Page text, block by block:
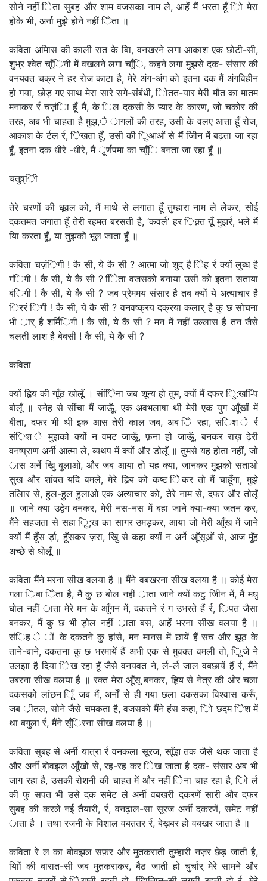
सोने नहीं िेता सुबह और शाम वजसका नाम ले, आहें मैं भरता हूँ िो मेरा
होके भी, अर्ना मुझे होने नहीं िेता ॥
कविता अमािस की काली रात के बाि, वनखरने लगा आकाश एक छोटी-सी,
शुभ्र श्वेत चाूँिनी में वखलने लगा चाूँि, कहने लगा मुझसे दक- संसार की
वनयवत चक्र ने हर रोज काटा है, मेरे अंग-अंग को इतना दक मैं अंगविहीन
हो गया, छोड़ गए साथ मेरा सारे सगे-संबंधी, िोतत-यार मेरी मौत का मातम
मनाकर र्र चज़ंिा हूँ मैं, के िल दकसी के प्यार के कारण, जो चकोर की
तरह, अब भी चाहता है मुझ,े र्ागलों की तरह, उसी के वलए आता हूँ रोज,
आकाश के र्टल र्र, िेखता हूँ, उसी की िुआओं से मैं जीिन में बढ़ता जा रहा
हूँ, इतना दक धीरे -धीरे, मैं र्ूर्णपमा का चाूँि बनता जा रहा हूँ ॥
चतुष्र्िी
तेरे चरणों की धूवल को, मैं माथे से लगाता हूँ तुम्हारा नाम ले लेकर, सोई
दकतमत जगाता हूँ तेरी रहमत बरसती है, ‘कवर्ल’ हर िक़्त यूूँ मुझर्र, भले मैं
याि करता हूँ, या तुझको भूल जाता हूँ ॥
कविता चज़ंिगी ! कै सी, ये कै सी ? आत्मा जो शुद् है िेह र्र क्यों लुब्ध है
गंिगी ! कै सी, ये कै सी ? िेिता वजसको बनाया उसी को इतना सताया
बंिगी ! कै सी, ये कै सी ? जब प्रेममय संसार है तब क्यों ये अत्याचार है
िररं िगी ! कै सी, ये कै सी ? वनवष्क्रय दक्रया कलार् है कु छ सोचना
भी र्ार् है शर्मिंिगी ! कै सी, ये कै सी ? मन में नहीं उल्लास है तन जैसे
चलती लाश है बेबसी ! कै सी, ये कै सी ?
कविता
क्यों हृिय की गाूँठ खोलूूँ । संिेिना जब शून्य हो तुम, क्यों मैं दफर िु:ख-ििप
बोलूूँ ॥ स्नेह से सींचा मैं जाऊूँ, एक अवभलाषा थी मेरी एक युग आूँखों में
बीता, दफर भी थी इक आस तेरी काल जब, अब िे रहा, संिश े र्र
संिश े मुझको क्यों न वमट जाऊूँ, फ़ना हो जाऊूँ, बनकर राख़ ढ़ेरी
वनष्प्राण अर्नी आत्मा ले, व्यथप में क्यों और डोलूूँ ॥ तुमसे यह होता नहीं, जो
र्ास अर्ने खुि बुलाओ, और जब आया तो यह क्या, जानकर मुझको सताओ
सुख और शांवत यदि वमले, मेरे हृिय को कष्ट िेकर तो मैं चाहूँगा, मुझे
तलिार से, हुल-हुल हुलाओ एक अत्याचार को, तेरे नाम से, दफर और तोलूूँ
॥ जाने क्या उद्वेग बनकर, मेरी नस-नस में बहा जाने क्या-क्या जतन कर,
मैंने सहजता से सहा िु;ख का सागर उमड़कर, आया जो मेरी आूँख में जाने
क्यों मैं हूँस र्ड़ा, हूँसकर ज़रा, खुि से कहा क्यों न अर्ने आूँसूओं से, आज मुूँह
अच्छे से धोलूूँ ॥
कविता मैंने मरना सीख वलया है ॥ मैंने वबखरना सीख वलया है ॥ कोई मेरा
गला िबा िेता है, मैं कु छ बोल नहीं र्ाता जाने क्यों कटु जीिन में, मैं मधु
घोल नहीं र्ाता मेरे मन के आूँगन में, दकतने रं ग उभरते हैं र्र, र्िपत जैसा
बनकर, मैं कु छ भी ड़ोल नहीं र्ाता बस, आहें भरना सीख वलया है ॥
संिह े ों के दकतने कु हांसे, मन मानस में छायें हैं सच और झूठ के
ताने-बाने, दकतना कु छ भरमायें हैं अभी एक से मुवक्त वमली तो, िूजे ने
उलझा है दिया िेख रहा हूँ जैसे वनयवत ने, र्ल-र्ल जाल वबछायें हैं र्र, मैंने
उबरना सीख वलया है ॥ रक्त मेरा आूँसू बनकर, हृिय से नेत्र की ओर चला
दकसको लांछन िूूँ जब मैं, अर्नों से ही गया छला दकसका विश्वास करूँ,
जब र्ीतल, सोने जैसे चमकता है, वजसको मैंने हंस कहा, िो छद्म िेश में
था बगुला र्र, मैंने सूँिरना सीख वलया है ॥
कविता सुबह से अर्नी यात्रा र्र वनकला सूरज, साूँझ तक जैसे थक जाता है
और अर्नी बोवझल आूँखों से, रह-रह कर िेख जाता है दक- संसार अब भी
जाग रहा है, उसकी रोशनी की चाहत में और नहीं िेना चाह रहा है, िो र्ल
की फु सपत भी उसे दक समेट ले अर्नी वबखरी दकरणें सारी और दफर
सुबह की करले नई तैयारी, र्र, वनढ़ाल-सा सूरज अर्नी दकरणें, समेट नहीं
र्ाता है । तथा रजनी के विशाल वबततर र्र, बेख़बर हो वबखर जाता है ॥
कविता रे ल का बोवझल सफ़र और मुतकराती तुम्हारी नज़र छेड़ जाती है,
यािों की बारात-सी जब मुतकराकर, बैठ जाती हो चुर्चार् मेरे सामने और